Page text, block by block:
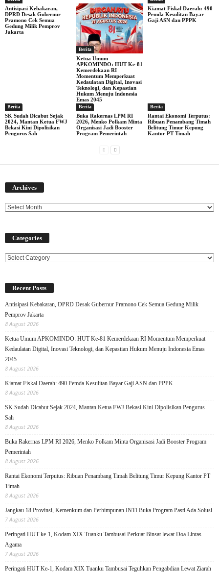
Antisipasi Kebakaran,
DPRD Desak Gubernur
Pramono Cek Semua
Gedung Milik Pemprov
Jakarta
Berita
Ketua Umum
APKOMINDO: HUT Ke-81
Kemerdekaan RI
Momentum Memperkuat
Kedaulatan Digital, Inovasi
Teknologi, dan Kepastian
Hukum Menuju Indonesia
Emas 2045
Kiamat Fiskal Daerah: 490
Pemda Kesulitan Bayar
Gaji ASN dan PPPK
Berita
SK Sudah Dicabut Sejak
2024, Mantan Ketua FWJ
Bekasi Kini Dipolisikan
Pengurus Sah
Berita
Buka Rakernas LPM RI
2026, Menko Polkam Minta
Organisasi Jadi Booster
Program Pemerintah
Berita
Rantai Ekonomi Terputus:
Ribuan Penambang Timah
Belitung Timur Kepung
Kantor PT Timah
Archives
Categories
Categories
Recent Posts
Antisipasi Kebakaran, DPRD Desak Gubernur Pramono Cek Semua Gedung Milik
Pemprov Jakarta
8 August 2026
Ketua Umum APKOMINDO: HUT Ke-81 Kemerdekaan RI Momentum Memperkuat
Kedaulatan Digital, Inovasi Teknologi, dan Kepastian Hukum Menuju Indonesia Emas
2045
8 August 2026
Kiamat Fiskal Daerah: 490 Pemda Kesulitan Bayar Gaji ASN dan PPPK
8 August 2026
SK Sudah Dicabut Sejak 2024, Mantan Ketua FWJ Bekasi Kini Dipolisikan Pengurus
Sah
8 August 2026
Buka Rakernas LPM RI 2026, Menko Polkam Minta Organisasi Jadi Booster Program
Pemerintah
8 August 2026
Rantai Ekonomi Terputus: Ribuan Penambang Timah Belitung Timur Kepung Kantor PT
Timah
8 August 2026
Jangkau 18 Provinsi, Kemenkum dan Perhimpunan INTI Buka Program Pasti Ada Solusi
7 August 2026
Peringati HUT ke-1, Kodam XIX Tuanku Tambusai Perkuat Binsat lewat Doa Lintas
Agama
7 August 2026
Peringati HUT Ke-1, Kodam XIX Tuanku Tambusai Teguhkan Pengabdian Lewat Ziarah